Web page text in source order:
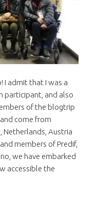
I admit that I was a
participant, and also
of the blogtrip
come from
Netherlands, Austria
members of Predif,
we have embarked
accessible the
of Madrid. First